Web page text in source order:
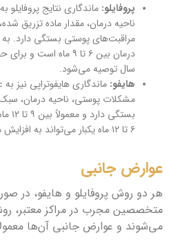
پروفایلو: ماندگاری نتایج
ناحیه درمان، مقدار ماده تزریق
مراقبت‌های پوستی بستگی دارد. به
درمان بین ۶ تا ۹ ماه
سال توصیه می‌شود.
هایفو: ماندگاری هایفوتراپی نیز
مشکلات پوستی، ناحیه درمان،
۶ تا ۱۲ ماه یکبار می‌تواند به افزایش ماندگاری نتایج کمک کند.
عوارض جانبی
هر دو روش پروفایلو و هایفو، در
متخصصین مجرب در مراکز معتبر،
می‌شوند و عوارض جانبی آن‌ها